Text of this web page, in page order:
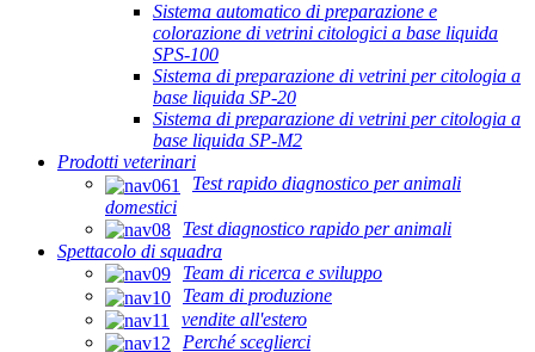
Sistema automatico di preparazione e
colorazione di vetrini citologici a base liquida
SPS-100
Sistema di preparazione di vetrini per citologia a
base liquida SP-20
Sistema di preparazione di vetrini per citologia a
base liquida SP-M2
Prodotti veterinari
Test rapido diagnostico per animali
domestici
Test diagnostico rapido per animali
Spettacolo di squadra
Team di ricerca e sviluppo
Team di produzione
vendite all'estero
Perché sceglierci